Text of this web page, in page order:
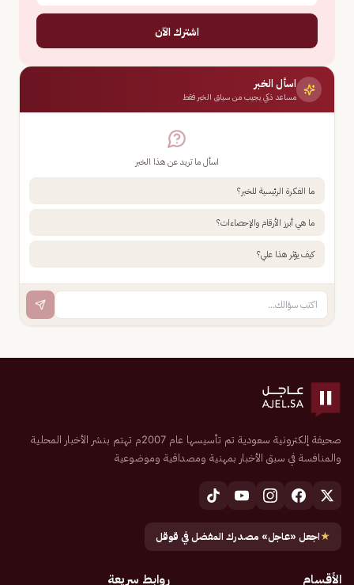
اشترك الآن
اسأل الخبر
مساعد ذكي يجيب من سياق الخبر فقط
اسأل ما تريد عن هذا الخبر
ما الفكرة الرئيسية للخبر؟
ما هي أبرز الأرقام والإحصاءات؟
كيف يؤثر هذا علي؟
صحيفة إلكترونية سعودية تم تأسيسها عام 2007م تهتم بنشر الأخبار المحلية
والمنافسة في سبق الأخبار بمهنية ومصداقية وموضوعية
★اجعل «عاجل» مصدرك المفضل في قوقل
الأقسام روابط سريعة